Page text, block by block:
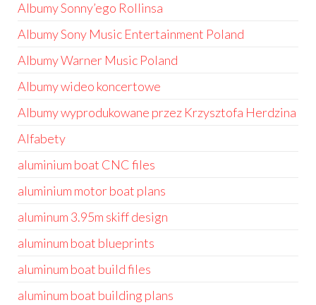
Albumy Sonny’ego Rollinsa
Albumy Sony Music Entertainment Poland
Albumy Warner Music Poland
Albumy wideo koncertowe
Albumy wyprodukowane przez Krzysztofa Herdzina
Alfabety
aluminium boat CNC files
aluminium motor boat plans
aluminum 3.95m skiff design
aluminum boat blueprints
aluminum boat build files
aluminum boat building plans